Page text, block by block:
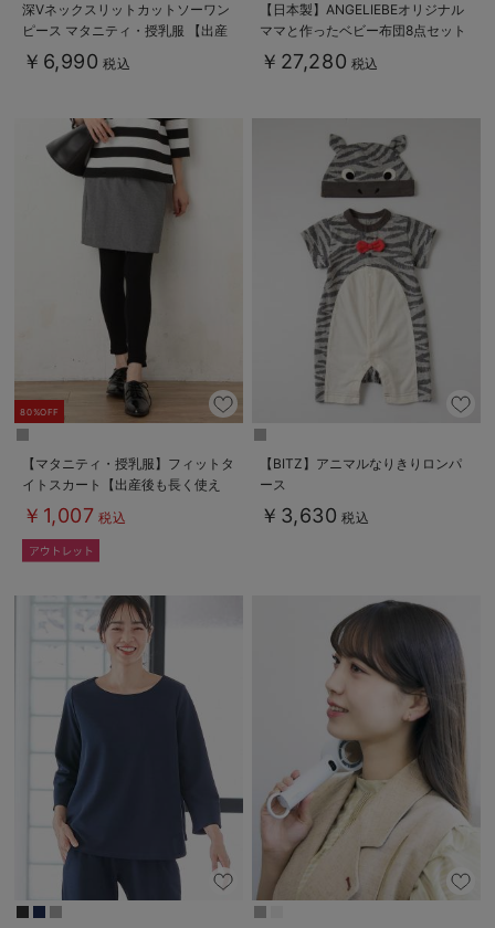
深Vネックスリットカットソーワン
ピース マタニティ・授乳服 【出産
後も長く使える】
￥6,990 税込
【日本製】ANGELIEBEオリジナル
ママと作ったベビー布団8点セット
STAR
￥27,280 税込
80%OFF
【マタニティ・授乳服】フィットタ
イトスカート【出産後も長く使え
る】
￥1,007 税込
【BITZ】アニマルなりきりロンパ
ース
￥3,630 税込